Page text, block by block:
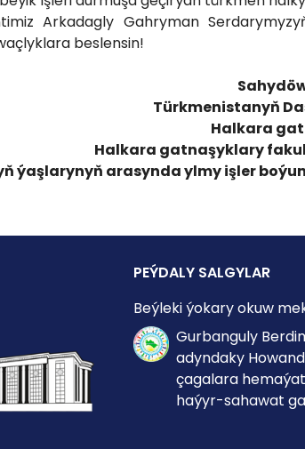
Arkadagly Gahryman
beslensin!
Türkmenistanyň
Halkara
Halkara gatnaşyklary
ýaşlarynyň arasynda ylmy işler
PEÝDALY SALGYLAR
Beýleki ýokary okuw
Gurbanguly
adyndaky
çagalara
haýyr-sahawat